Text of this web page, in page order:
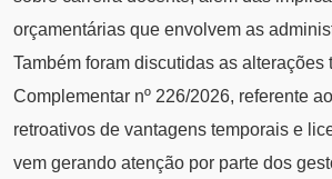
orçamentárias que envolvem as
Também foram discutidas as alterações
Complementar nº 226/2026, referente
retroativos de vantagens temporais e
vem gerando atenção por parte dos